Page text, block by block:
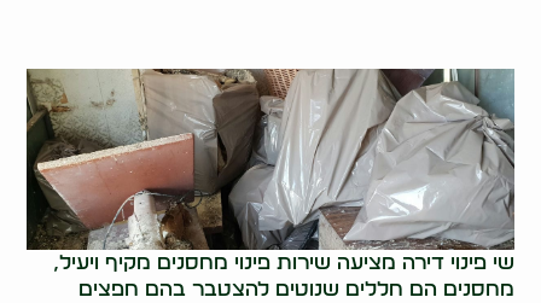
שי פינוי דירה מציעה שירות פינוי מחסנים מקיף ויעיל,
מחסנים הם חללים שנוטים להצטבר בהם חפצים